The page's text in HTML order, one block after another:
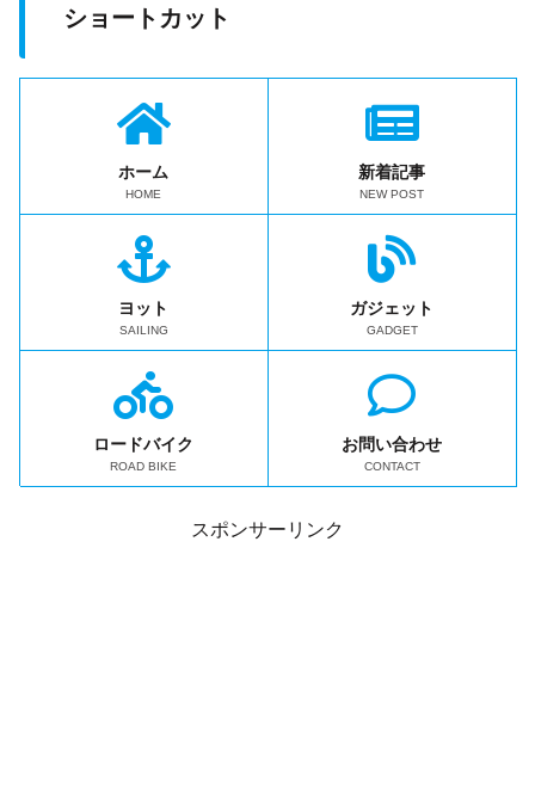
ショートカット
ホーム
HOME
新着記事
NEW POST
ヨット
SAILING
ガジェット
GADGET
ロードバイク
ROAD BIKE
お問い合わせ
CONTACT
スポンサーリンク